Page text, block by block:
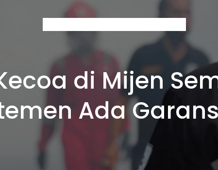
di Mijen
Ada